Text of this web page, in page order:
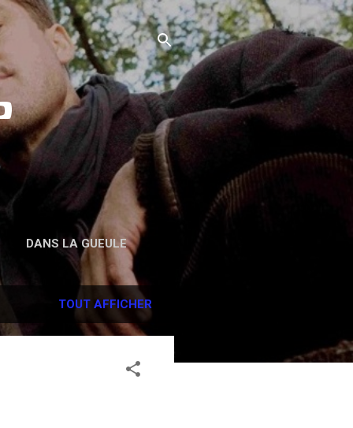
DANS LA GUEULE
TOUT AFFICHER